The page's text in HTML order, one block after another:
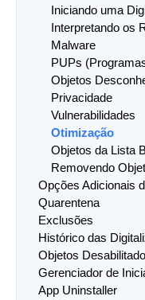
Iniciando uma
Interpretando os
Malware
PUPs
Objetos
Privacidade
Vulnerabilidades
Otimização
Objetos da Lista
Removendo
Opções Adicionais
Quarentena
Exclusões
Histórico das
Objetos
Gerenciador de
App Uninstaller